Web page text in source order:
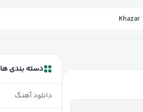
جستجوی آهنگ یا خواننده
دسته بندی ها
دانلود آهنگ